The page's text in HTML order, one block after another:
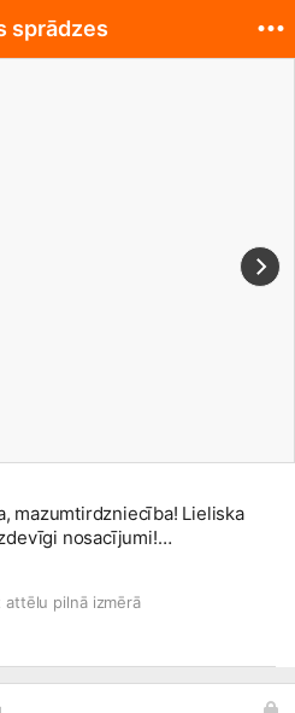
Lieliska
nosacījumi!
attēlu pilnā izmērā
sprādzes